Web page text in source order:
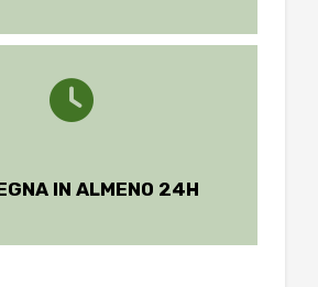
IN ALMENO 24H